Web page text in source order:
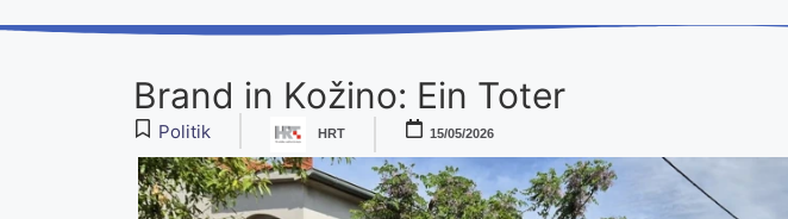
Brand in Kožino: Ein Toter
Politik HRT 15/05/2026